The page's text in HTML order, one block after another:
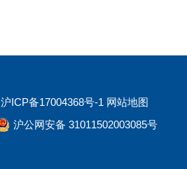
沪ICP备17004368号-1 网站地图
沪公网安备 31011502003085号